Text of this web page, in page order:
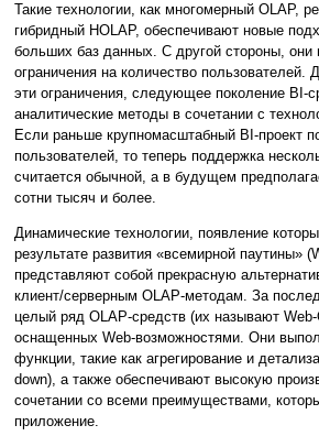
Такие технологии, как многомерный OLAP,
гибридный HOLAP, обеспечивают новые
больших баз данных. С другой стороны, они
ограничения на количество пользователей.
эти ограничения, следующее поколение BI-
аналитические методы в сочетании с
Если раньше крупномасштабный BI-проект
пользователей, то теперь поддержка
считается обычной, а в будущем
сотни тысяч и более.
Динамические технологии, появление
результате развития «всемирной паутины»
представляют собой прекрасную
клиент/серверным OLAP-методам. За
целый ряд OLAP-средств (их называют
оснащенных Web-возможностями. Они
функции, такие как агрегирование и
down), а также обеспечивают высокую
сочетании со всеми преимуществами,
приложение.